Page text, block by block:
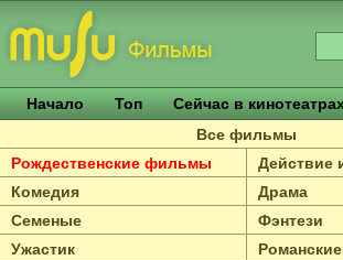
Начало Топ
Сейчас в
Все фильмы
Рождественские фильмы
Действие
Комедия
Драма
Семеные
Фэнтези
Ужастик
Романские